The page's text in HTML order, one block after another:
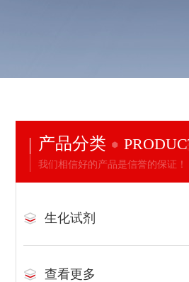
产品分类
我们相信好的产品是信誉的保证！
生化试剂
查看更多